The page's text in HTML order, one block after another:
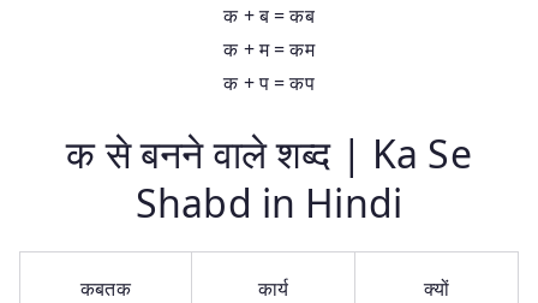
क + ब = कब
क + म = कम
क + प = कप
क से बनने वाले शब्द | Ka Se
Shabd in Hindi
कबतक कार्य क्यों